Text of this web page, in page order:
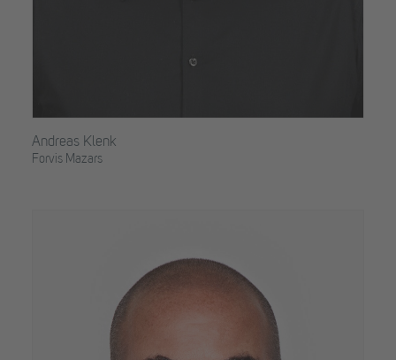
Andreas Klenk
Forvis Mazars